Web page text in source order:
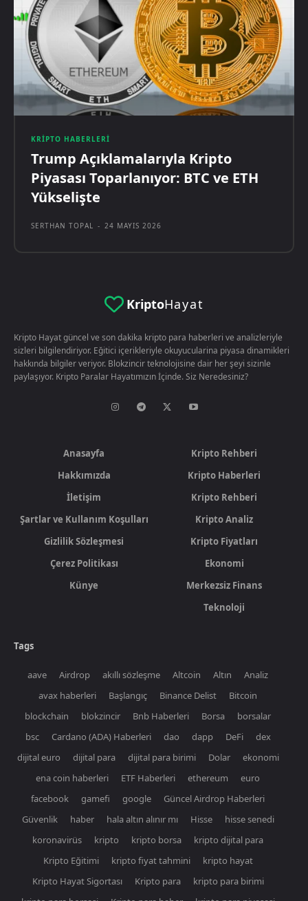
KRIPTO HABERLERI
Trump Açıklamalarıyla Kripto
Piyasası Toparlanıyor: BTC ve ETH
Yükselişte
SERTHAN TOPAL - 24 MAYIS 2026
KriptoHayat
Kripto Hayat güncel ve son dakika kripto para haberleri ve analizleriyle
sizleri bilgilendiriyor. Eğitici içerikleriyle okuyucularina piyasa dinamikleri
hakkında bilgiler veriyor. Blokzincir teknolojisine dair her şeyi sizinle
paylaşıyor. Kripto Paralar Hayatımızın İçinde. Siz Neredesiniz?
Anasayfa
Hakkımızda
İletişim
Şartlar ve Kullanım Koşulları
Gizlilik Sözleşmesi
Çerez Politikası
Künye
Kripto Rehberi
Kripto Haberleri
Kripto Rehberi
Kripto Analiz
Kripto Fiyatları
Ekonomi
Merkezsiz Finans
Teknoloji
Tags
aave Airdrop akıllı sözleşme Altcoin Altın
Analiz
avax haberleri
Başlangıç Binance Delist
Bitcoin
blockchain
blokzincir Bnb Haberleri Borsa
borsalar
bsc
Cardano (ADA) Haberleri dao dapp DeFi
dex
dijital euro
dijital para dijital para birimi Dolar
ekonomi
ena coin haberleri
ETF Haberleri ethereum
euro
facebook
gamefi google
Güncel Airdrop Haberleri
Güvenlik
haber hala altın alınır mı Hisse
hisse senedi
koronavirüs
kripto kripto borsa
kripto dijital para
Kripto Eğitimi
kripto fiyat tahmini
kripto hayat
Kripto Hayat Sigortası
Kripto para
kripto para birimi